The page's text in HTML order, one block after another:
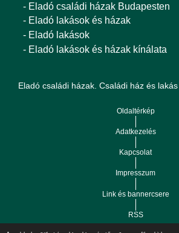
- Eladó családi házak Budapesten
- Eladó lakások és házak
- Eladó lakások
- Eladó lakások és házak kínálata
Eladó családi házak. Családi ház és
Oldaltérkép
Adatkezelés
Kapcsolat
Impresszum
Link és bannercsere
RSS